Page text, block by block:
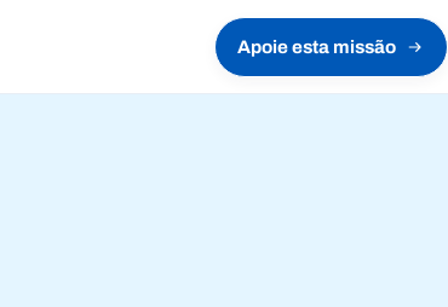
Apoie esta missão